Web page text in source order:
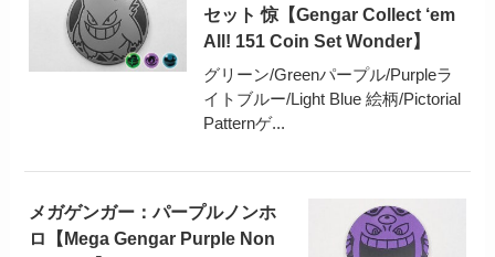
セット 惊【Gengar Collect ‘em
All! 151 Coin Set Wonder】
グリーン/Greenパープル/Purpleラ
イトブルー/Light Blue 絵柄/Pictorial
Patternゲ...
メガゲンガー：パープルノンホ
ロ【Mega Gengar Purple Non